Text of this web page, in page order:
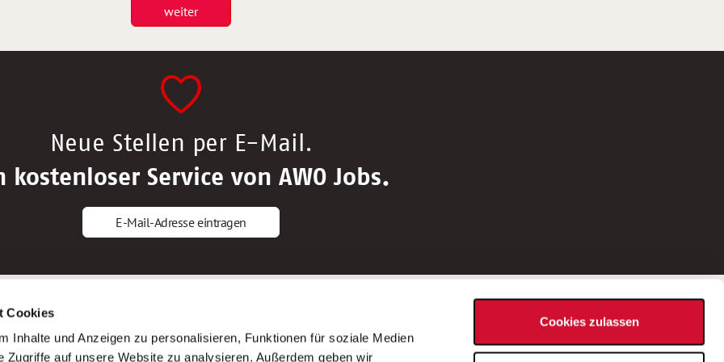
Cookies
Inhalte und Anzeigen zu personalisieren, Funktionen für soziale Medien
Zugriffe auf unsere Website zu analysieren. Außerdem geben wir
Cookies zulassen
weiter
Neue Stellen per E-Mail.
kostenloser Service von AWO Jobs.
E-Mail-Adresse eintragen
Altenpfleger*in
Krankenpfleger*in
AWO Gliederungen nach Bundesland
Stellenangebote nach Bundesländern